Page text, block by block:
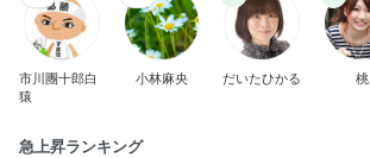
市川團十郎白
猿
小林麻央 だいたひかる 桃
急上昇ランキング